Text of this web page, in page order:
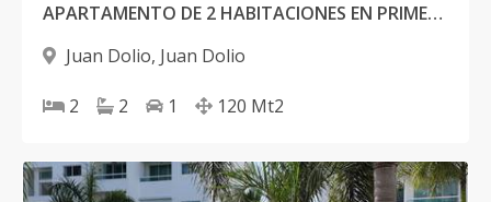
APARTAMENTO DE 2 HABITACIONES EN PRIMERA LÍNEA DE PLAYA, MARBELLA JUAN DOLIO
Juan Dolio, Juan Dolio
2 2 1 120 Mt2